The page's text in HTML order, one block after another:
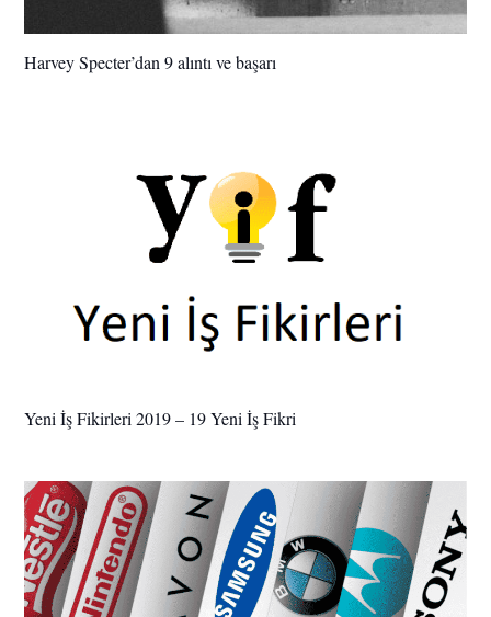
Harvey Specter’dan 9 alıntı ve başarı
Yeni İş Fikirleri 2019 – 19 Yeni İş Fikri